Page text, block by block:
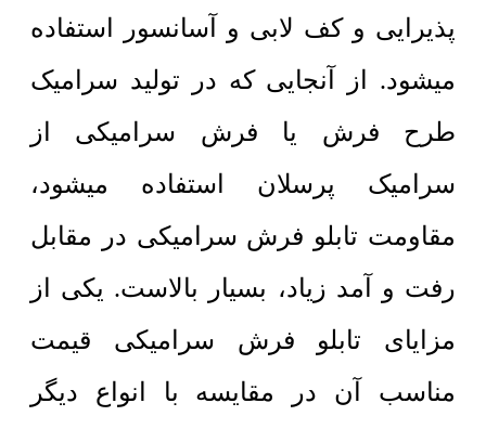
پذیرایی و کف لابی و آسانسور استفاده
میشود. از آنجایی که در تولید سرامیک
طرح فرش یا فرش سرامیکی از
سرامیک پرسلان استفاده میشود،
مقاومت تابلو فرش سرامیکی در مقابل
رفت و آمد زیاد، بسیار بالاست. یکی از
مزایای تابلو فرش سرامیکی قیمت
مناسب آن در مقایسه با انواع دیگر